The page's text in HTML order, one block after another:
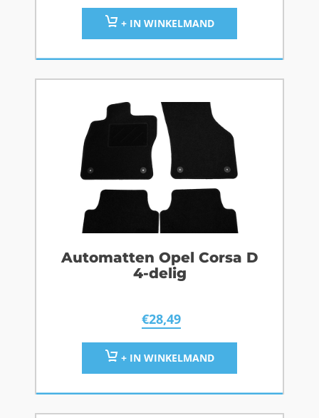
+ IN WINKELMAND
Automatten Opel Corsa D
4-delig
€28,49
+ IN WINKELMAND